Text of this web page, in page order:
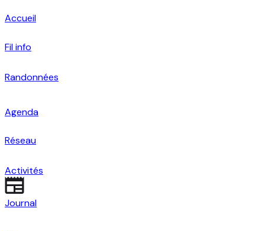
Accueil
Fil info
Randonnées
Agenda
Réseau
Activités
Journal